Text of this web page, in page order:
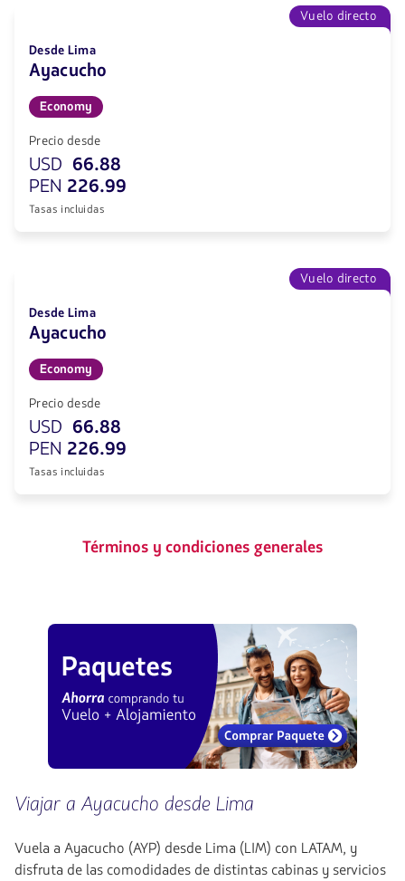
Vuelo directo
Desde Lima
Ayacucho
Economy
Precio desde
USD 66.88
PEN 226.99
Tasas incluidas
Vuelo directo
Desde Lima
Ayacucho
Economy
Precio desde
USD 66.88
PEN 226.99
Tasas incluidas
Términos y condiciones generales
Viajar a Ayacucho desde Lima
Vuela a Ayacucho (AYP) desde Lima (LIM) con LATAM, y
disfruta de las comodidades de distintas cabinas y servicios